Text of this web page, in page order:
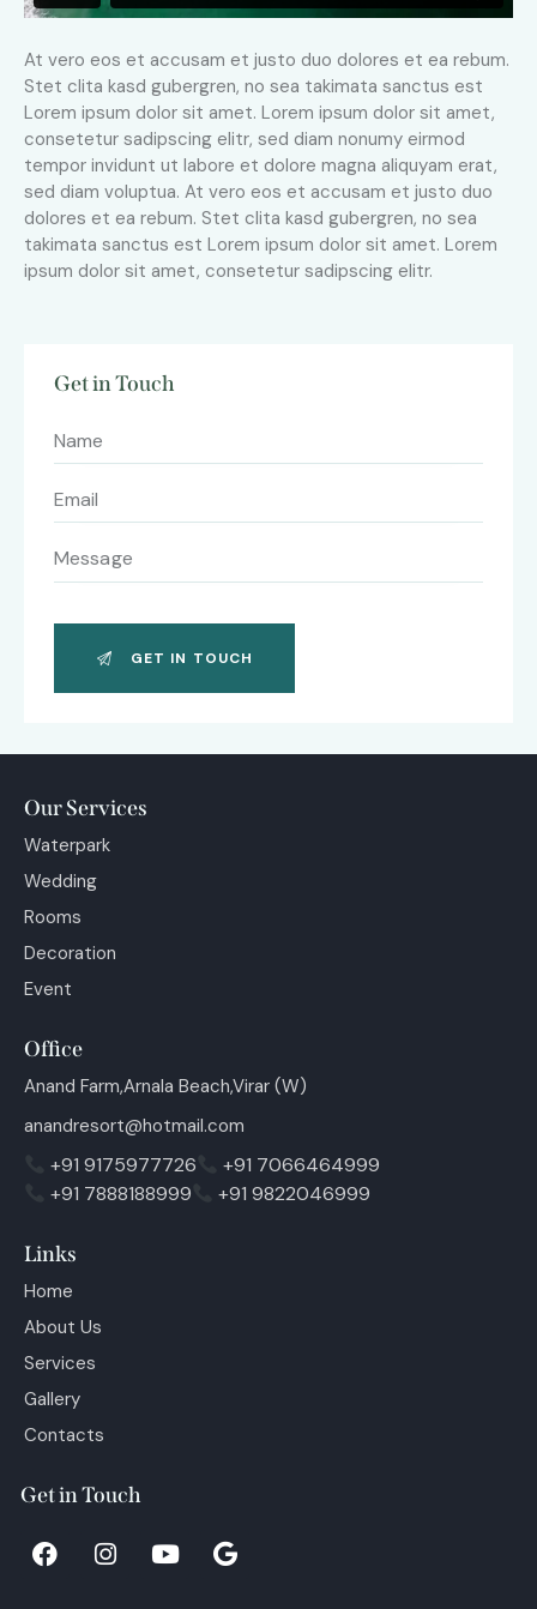
At vero eos et accusam et justo duo dolores et ea rebum.
Stet clita kasd gubergren, no sea takimata sanctus est
Lorem ipsum dolor sit amet. Lorem ipsum dolor sit amet,
consetetur sadipscing elitr, sed diam nonumy eirmod
tempor invidunt ut labore et dolore magna aliquyam erat,
sed diam voluptua. At vero eos et accusam et justo duo
dolores et ea rebum. Stet clita kasd gubergren, no sea
takimata sanctus est Lorem ipsum dolor sit amet. Lorem
ipsum dolor sit amet, consetetur sadipscing elitr.
Get in Touch
Our Services
Waterpark
Wedding
Rooms
Decoration
Event
Office
Anand Farm,Arnala Beach,Virar (W)
anandresort@hotmail.com
+91 9175977726
+91 7066464999
+91 7888188999
+91 9822046999
Links
Home
About Us
Services
Gallery
Contacts
Get in Touch